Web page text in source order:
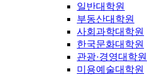
일반대학원
부동산대학원
사회과학대학원
한국문화대학원
관광·경영대학원
미용예술대학원